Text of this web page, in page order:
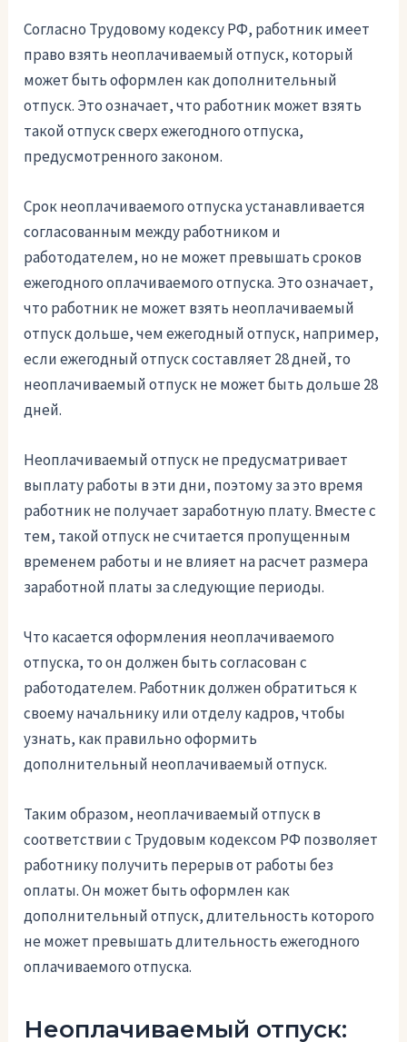
Согласно Трудовому кодексу РФ, работник имеет
право взять неоплачиваемый отпуск, который
может быть оформлен как дополнительный
отпуск. Это означает, что работник может взять
такой отпуск сверх ежегодного отпуска,
предусмотренного законом.
Срок неоплачиваемого отпуска устанавливается
согласованным между работником и
работодателем, но не может превышать сроков
ежегодного оплачиваемого отпуска. Это означает,
что работник не может взять неоплачиваемый
отпуск дольше, чем ежегодный отпуск, например,
если ежегодный отпуск составляет 28 дней, то
неоплачиваемый отпуск не может быть дольше 28
дней.
Неоплачиваемый отпуск не предусматривает
выплату работы в эти дни, поэтому за это время
работник не получает заработную плату. Вместе с
тем, такой отпуск не считается пропущенным
временем работы и не влияет на расчет размера
заработной платы за следующие периоды.
Что касается оформления неоплачиваемого
отпуска, то он должен быть согласован с
работодателем. Работник должен обратиться к
своему начальнику или отделу кадров, чтобы
узнать, как правильно оформить
дополнительный неоплачиваемый отпуск.
Таким образом, неоплачиваемый отпуск в
соответствии с Трудовым кодексом РФ позволяет
работнику получить перерыв от работы без
оплаты. Он может быть оформлен как
дополнительный отпуск, длительность которого
не может превышать длительность ежегодного
оплачиваемого отпуска.
Неоплачиваемый отпуск: